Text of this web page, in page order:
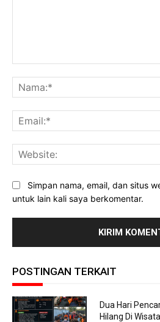
Simpan nama, email, dan situs
untuk lain kali saya berkomentar.
POSTINGAN TERKAIT
Dua Hari
Hilang Di